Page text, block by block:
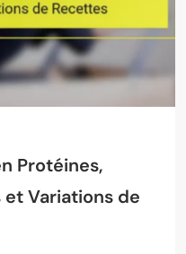
Protéines,
Variations de